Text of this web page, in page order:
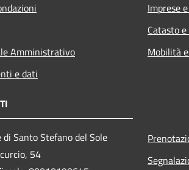
Amministrativo
e dati
Imprese
Catasto
Mobilità
di Santo Stefano del Sole
54